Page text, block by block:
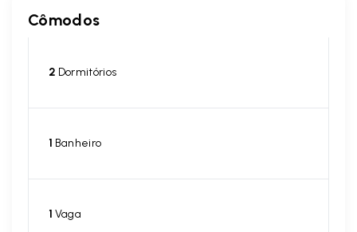
Cômodos
2 Dormitórios
1 Banheiro
1 Vaga